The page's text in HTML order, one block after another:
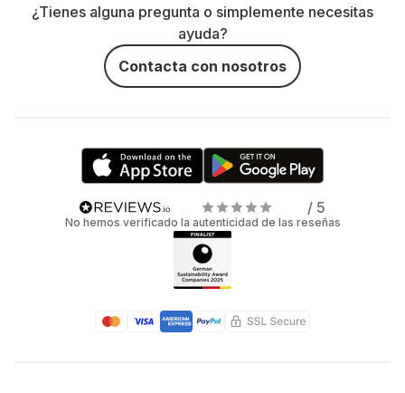
¿Tienes alguna pregunta o simplemente necesitas
ayuda?
Contacta con nosotros
/ 5
No hemos verificado la autenticidad de las reseñas